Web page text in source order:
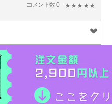
コメント数 0